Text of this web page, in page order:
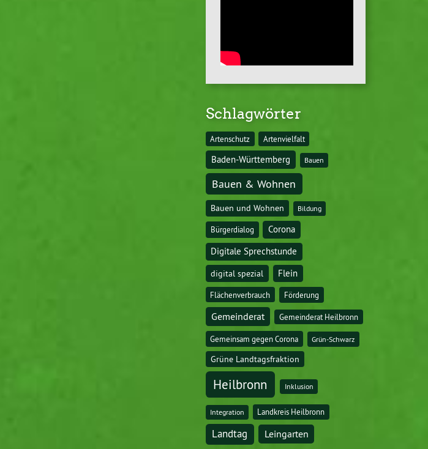
Schlagwörter
Artenschutz Artenvielfalt
Baden-Württemberg Bauen
Bauen & Wohnen
Bauen und Wohnen Bildung
Bürgerdialog Corona
Digitale Sprechstunde
digital spezial
Flein
Flächenverbrauch Förderung
Gemeinderat Gemeinderat Heilbronn
Gemeinsam gegen Corona Grün-Schwarz
Grüne Landtagsfraktion
Heilbronn Inklusion
Integration Landkreis Heilbronn
Landtag Leingarten